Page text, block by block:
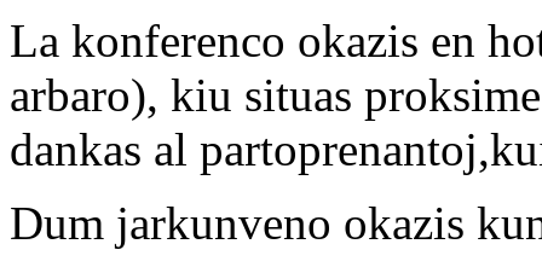
La konferenco okazis en
arbaro), kiu situas
dankas al
Dum jarkunveno okazis